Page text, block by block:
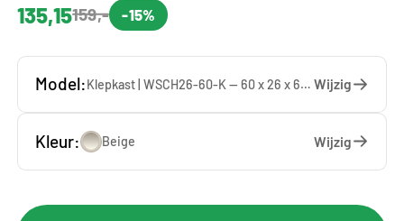
135,15159,- -15%
Model: Klepkast | WSCH26-60-K — 60 x 26 x 65 cm Wijzig
Kleur: Beige Wijzig